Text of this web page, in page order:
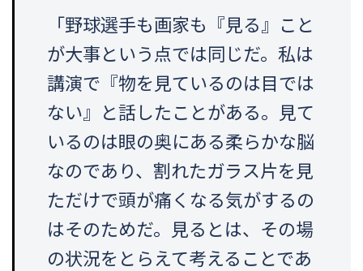
「野球選手も画家も『見る』こと
が大事という点では同じだ。私は
講演で『物を見ているのは目では
ない』と話したことがある。見て
いるのは眼の奥にある柔らかな脳
なのであり、割れたガラス片を見
ただけで頭が痛くなる気がするの
はそのためだ。見るとは、その場
の状況をとらえて考えることであ